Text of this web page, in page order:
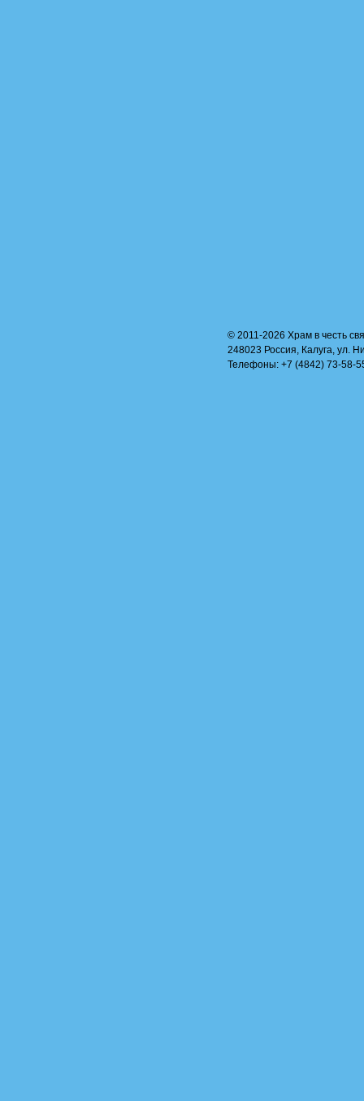
© 2011-2026 Храм в честь
248023 Россия, Калуга, ул.
Телефоны: +7 (4842) 73-58-